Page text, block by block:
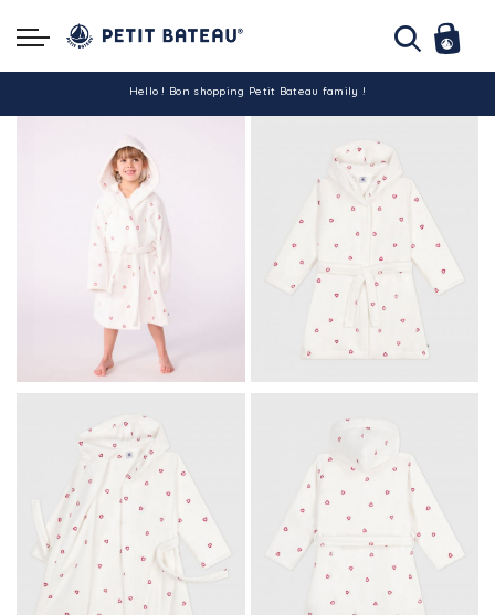
-10% pour tout paiement par carte bancaire (hors promo)